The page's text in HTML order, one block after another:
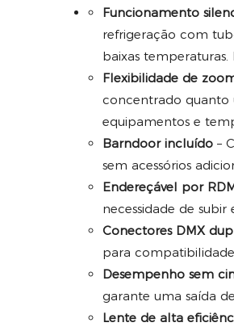
Funcionamento
refrigeração com
baixas temperaturas.
Flexibilidade de zoom
concentrado quanto
equipamentos e
Barndoor incluído –
sem acessórios
Endereçável por
necessidade de subir
Conectores DMX
para
Desempenho sem
garante uma saída
Lente de alta